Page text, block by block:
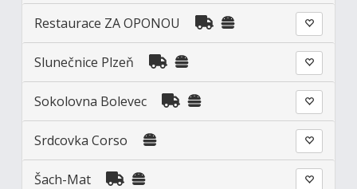
Restaurace ZA OPONOU
Slunečnice Plzeň
Sokolovna Bolevec
Srdcovka Corso
Šach-Mat